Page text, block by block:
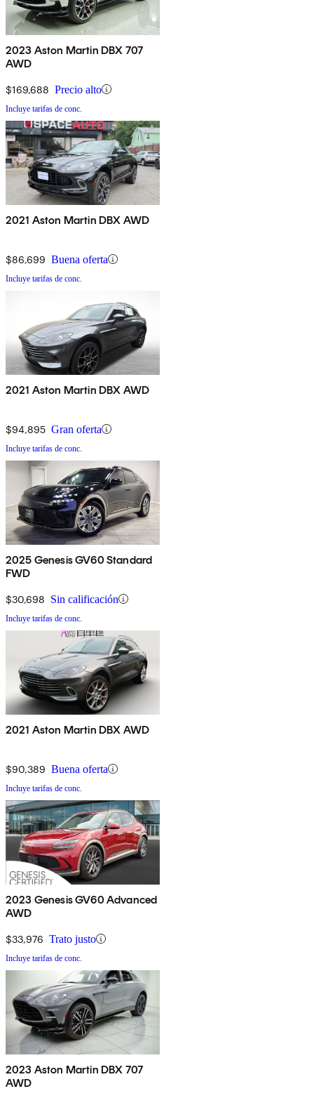
2023 Aston Martin DBX 707
AWD
$169,688 Precio alto
Incluye tarifas de conc.
2021 Aston Martin DBX AWD
$86,699 Buena oferta
Incluye tarifas de conc.
2021 Aston Martin DBX AWD
$94,895 Gran oferta
Incluye tarifas de conc.
2025 Genesis GV60 Standard
FWD
$30,698 Sin calificación
Incluye tarifas de conc.
2021 Aston Martin DBX AWD
$90,389 Buena oferta
Incluye tarifas de conc.
2023 Genesis GV60 Advanced
AWD
$33,976 Trato justo
Incluye tarifas de conc.
2023 Aston Martin DBX 707
AWD